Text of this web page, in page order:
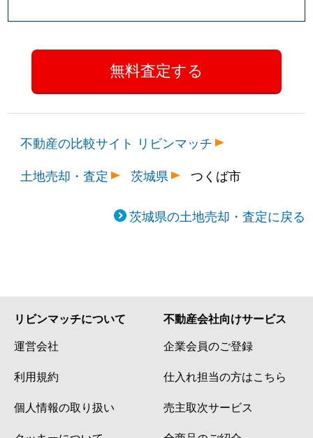
460万円
みどりの
真瀬
350万円
みどりの
真瀬
2,200万円
みどりの
真瀬
170万円
みどりの
170万円
みどりの
松野木
9,500万円
つくば
松野木
8,000万円
つくば
松野木
1,400万円
つくば
みどりの
3,000万円
みどりの
不動産の比較サイト リビンマッチ
土地売却・査定
茨城県 つくば市
茨城県の土地売却・査定に戻る
リビンマッチについて
運営会社
利用規約
個人情報の取り扱い
不動産会社向けサービス
企業会員のご登録
仕入れ担当の方はこちら
売主取次サービス